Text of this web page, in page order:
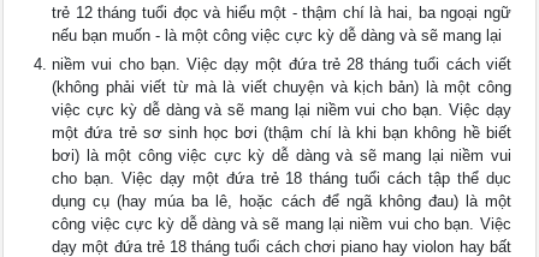
trẻ 12 tháng tuổi đọc và hiểu một - thậm chí là hai, ba ngoại ngữ
nếu bạn muốn - là một công việc cực kỳ dễ dàng và sẽ mang lại
niềm vui cho bạn. Việc dạy một đứa trẻ 28 tháng tuổi cách viết
(không phải viết từ mà là viết chuyện và kịch bản) là một công
việc cực kỳ dễ dàng và sẽ mang lại niềm vui cho bạn. Việc dạy
một đứa trẻ sơ sinh học bơi (thậm chí là khi bạn không hề biết
bơi) là một công việc cực kỳ dễ dàng và sẽ mang lại niềm vui
cho bạn. Việc dạy một đứa trẻ 18 tháng tuổi cách tập thể dục
dụng cụ (hay múa ba lê, hoặc cách để ngã không đau) là một
công việc cực kỳ dễ dàng và sẽ mang lại niềm vui cho bạn. Việc
dạy một đứa trẻ 18 tháng tuổi cách chơi piano hay violon hay bất